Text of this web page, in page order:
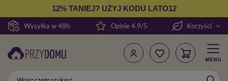
Wysyłka w 48h
12% TANIEJ? UŻYJ KODU LATO12
Opinie 4.9/5 Korzyści